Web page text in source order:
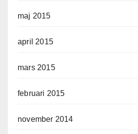
maj 2015
april 2015
mars 2015
februari 2015
november 2014